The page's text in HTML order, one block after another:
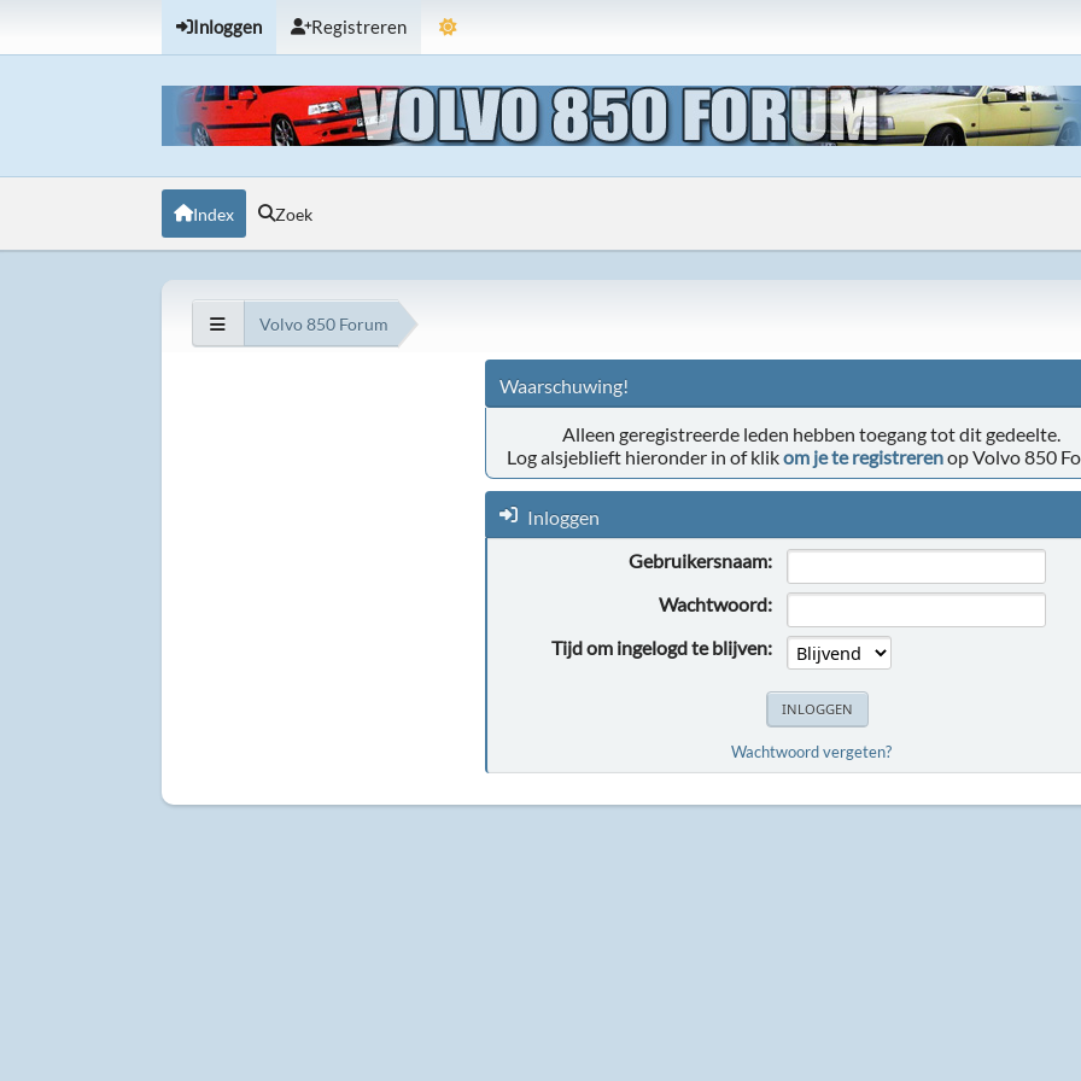
Inloggen Registreren
Index Zoek
Volvo 850 Forum
Waarschuwing!
Alleen geregistreerde leden hebben toegang tot dit gedeelte.
Log alsjeblieft hieronder in of klikom je te registrerenop Volvo 850
Inloggen
Gebruikersnaam:
Wachtwoord:
Tijd om ingelogd te blijven:
Wachtwoord vergeten?